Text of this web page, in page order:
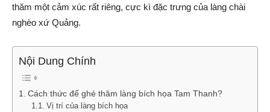
thăm một cảm xúc rất riêng, cực kì đặc trưng của làng chài
nghèo xứ Quảng.
Nội Dung Chính
Cách thức để ghé thăm làng bích họa Tam Thanh?
Vị trí của làng bích họa